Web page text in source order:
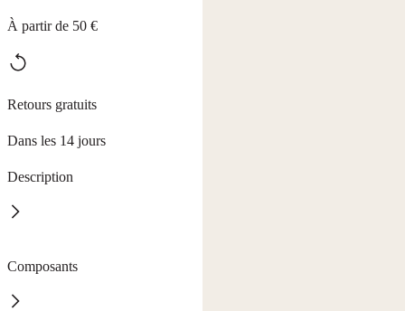
À partir de 50 €
Retours gratuits
Dans les 14 jours
Description
d'orange fraîche. Le Gel WC Orange HAKAWERK nettoie en
profondeur, même sous les rebords de la cuvette, en éliminant
Composants